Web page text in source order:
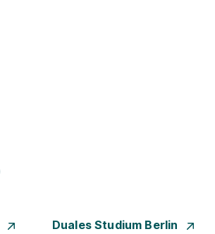
Duales Studium Berlin